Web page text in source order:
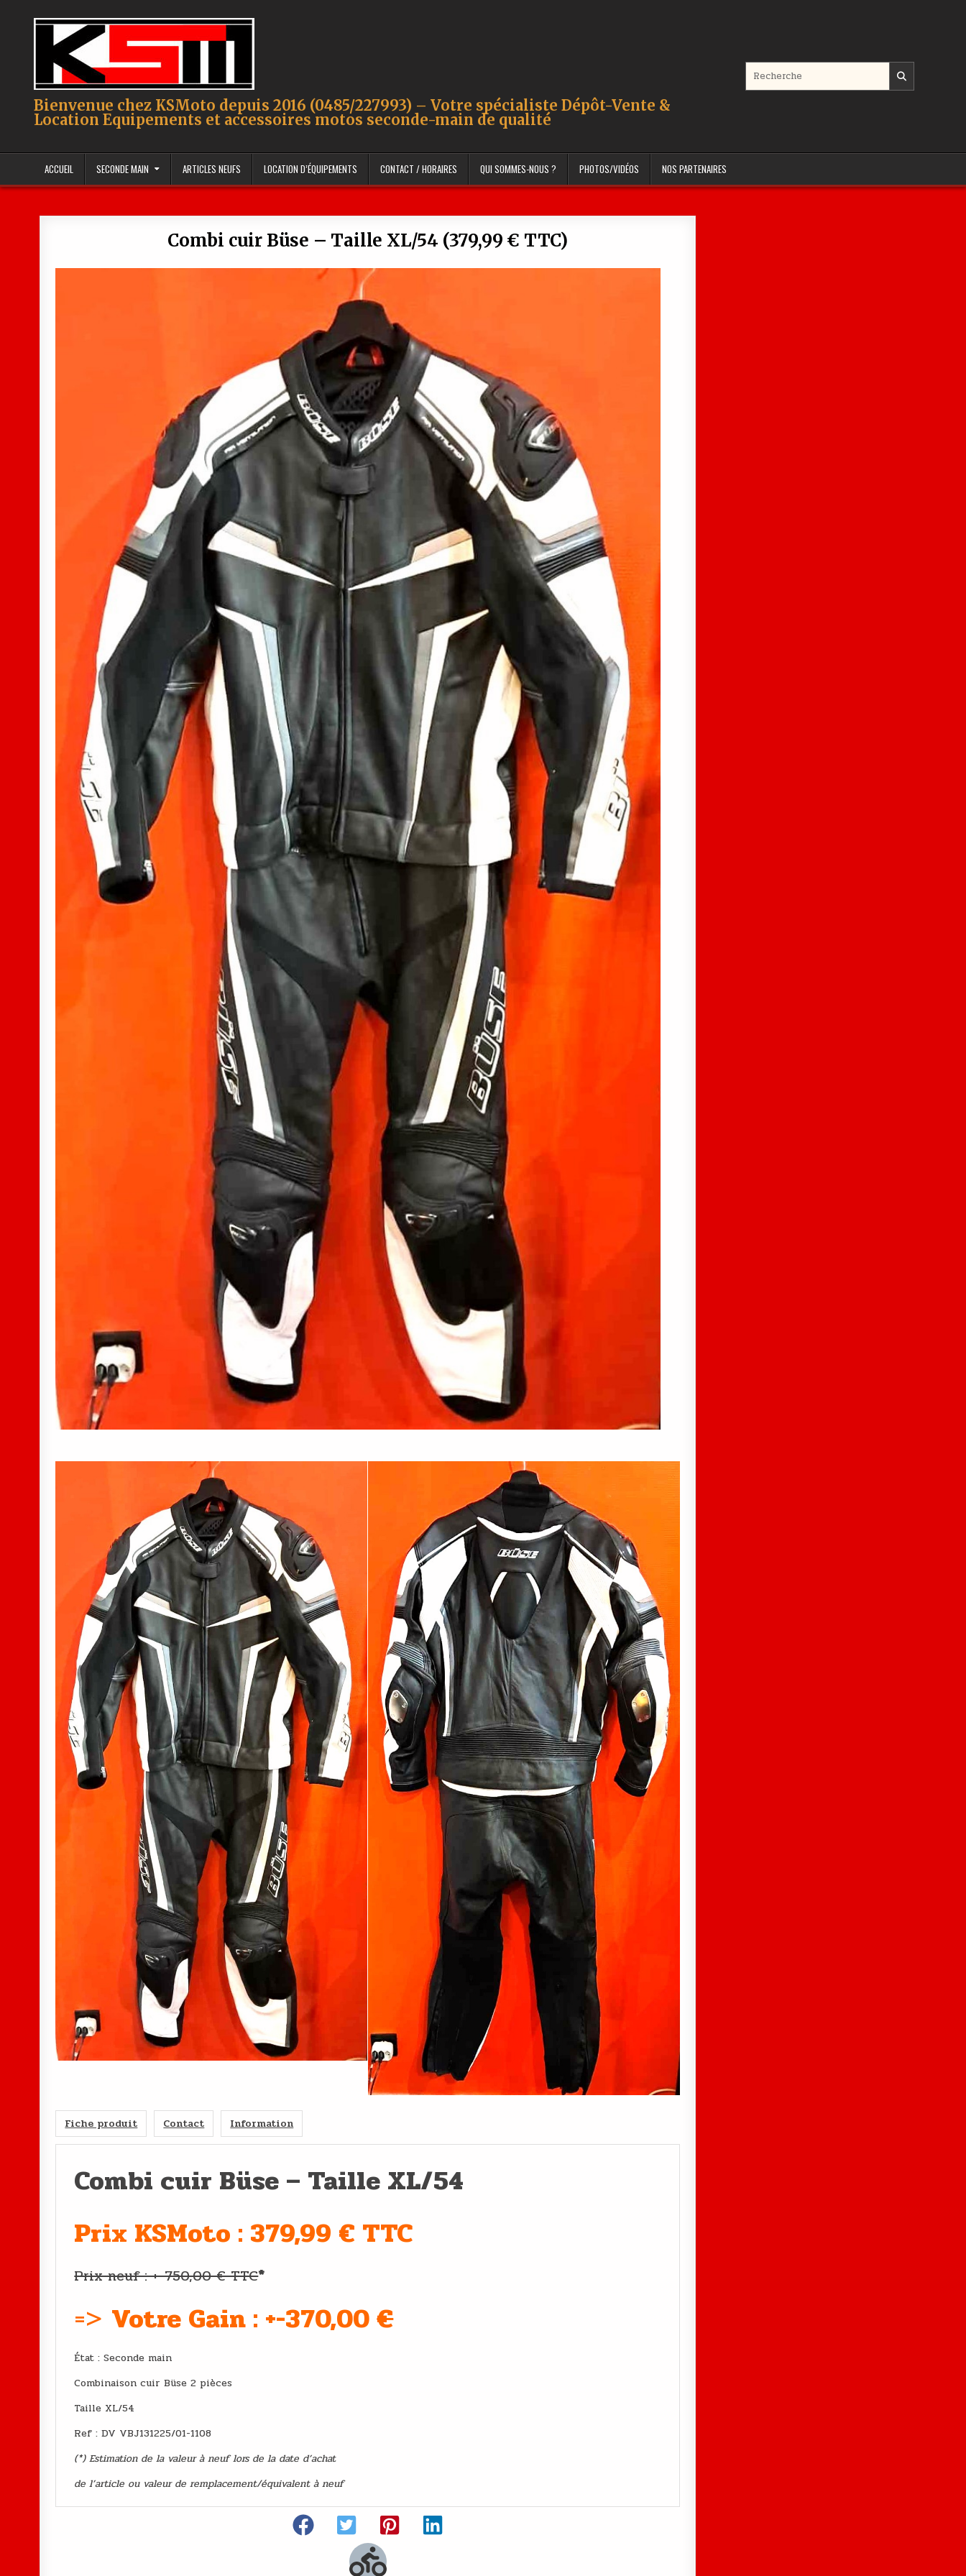
Bienvenue chez KSMoto depuis 2016 (0485/227993) – Votre spécialiste Dépôt-Vente &
Location Equipements et accessoires motos seconde-main de qualité
ACCUEIL SECONDE MAIN ARTICLES NEUFS LOCATION D’ÉQUIPEMENTS CONTACT / HORAIRES QUI SOMMES-NOUS ? PHOTOS/VIDÉOS NOS PARTENAIRES
Combi cuir Büse – Taille XL/54 (379,99 € TTC)
Fiche produit Contact Information
Combi cuir Büse – Taille XL/54
Prix KSMoto : 379,99 € TTC
Prix neuf : +-750,00 € TTC*
=> Votre Gain : +-370,00€
État : Seconde main
Combinaison cuir Büse 2 pièces
Taille XL/54
Ref : DV VBJ131225/01-1108
(*) Estimation de la valeur à neuf lors de la date d’achat
de l’article ou valeur de remplacement/équivalent à neuf